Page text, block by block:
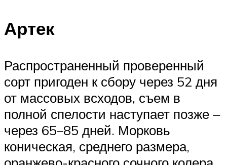
Артек
Распространенный проверенный
сорт пригоден к сбору через 52 дня
от массовых всходов, съем в
полной спелости наступает позже ‒
через 65–85 дней. Морковь
коническая, среднего размера,